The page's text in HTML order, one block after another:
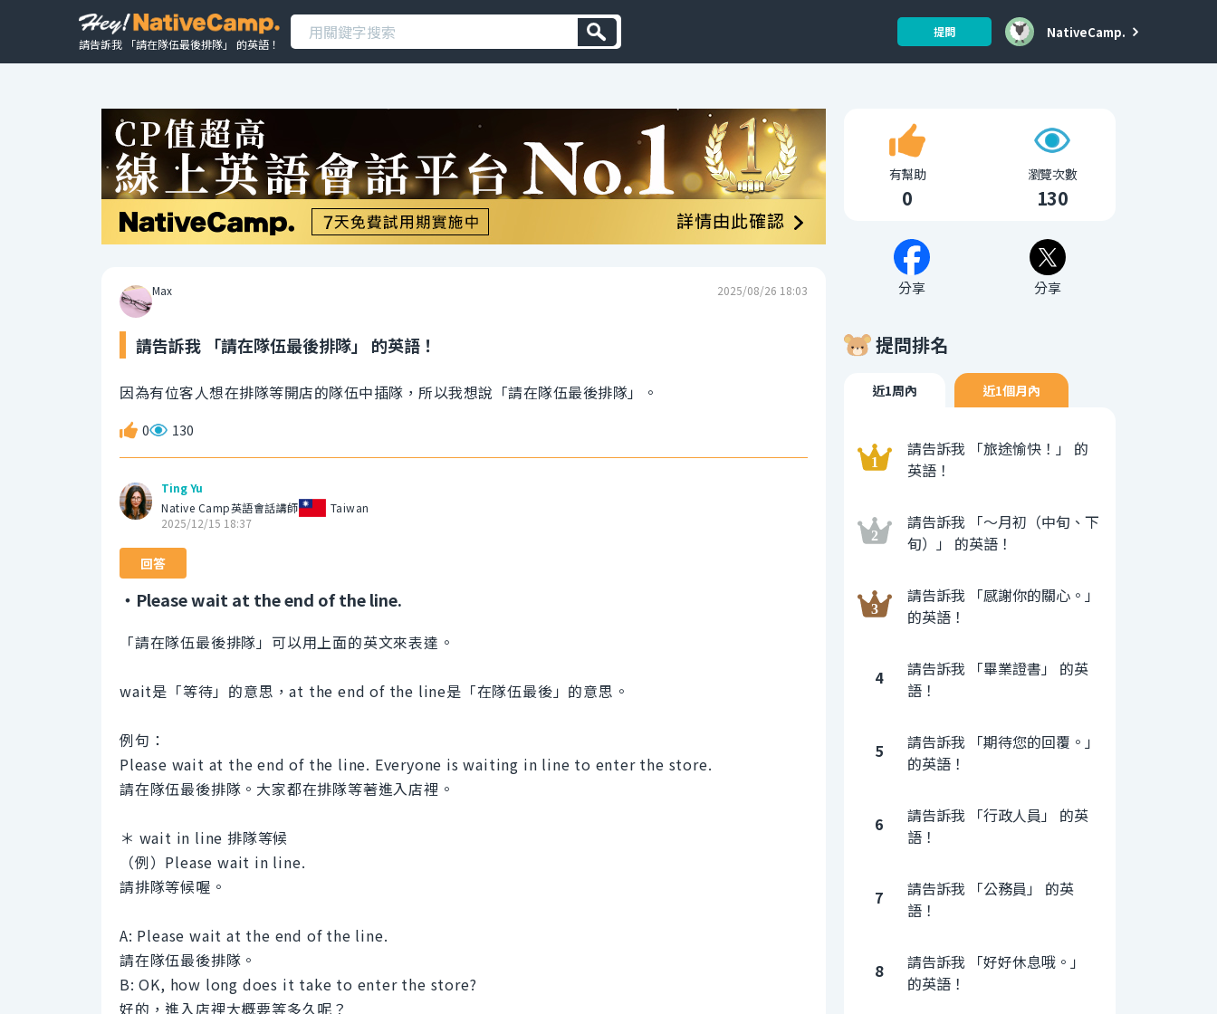
請告訴我 「請在隊伍最後排隊」 的英語！
提問 NativeCamp.
Max 2025/08/26 18:03
請告訴我 「請在隊伍最後排隊」 的英語！
因為有位客人想在排隊等開店的隊伍中插隊，所以我想說「請在隊伍最後排隊」。
0 130
Ting Yu
Native Camp英語會話講師
Taiwan
2025/12/15 18:37
回答
・Please wait at the end of the line.
「請在隊伍最後排隊」可以用上面的英文來表達。
wait是「等待」的意思，at the end of the line是「在隊伍最後」的意思。
例句：
Please wait at the end of the line. Everyone is waiting in line to enter the store.
請在隊伍最後排隊。大家都在排隊等著進入店裡。
＊ wait in line 排隊等候
（例）Please wait in line.
請排隊等候喔。
A: Please wait at the end of the line.
請在隊伍最後排隊。
B: OK, how long does it take to enter the store?
好的，進入店裡大概要等多久呢？
有幫助
0
瀏覽次數
130
分享 分享
提問排名
近1周內 近1個月內
請告訴我 「旅途愉快！」 的
英語！
請告訴我 「〜月初（中旬、下
旬）」 的英語！
請告訴我 「感謝你的關心。」
的英語！
4
請告訴我 「畢業證書」 的英
語！
5
請告訴我 「期待您的回覆。」
的英語！
6
請告訴我 「行政人員」 的英
語！
7
請告訴我 「公務員」 的英
語！
8
請告訴我 「好好休息哦。」
的英語！